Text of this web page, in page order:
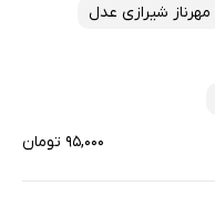
مهرناز شیرازی عدل
۹۵,۰۰۰ تومان